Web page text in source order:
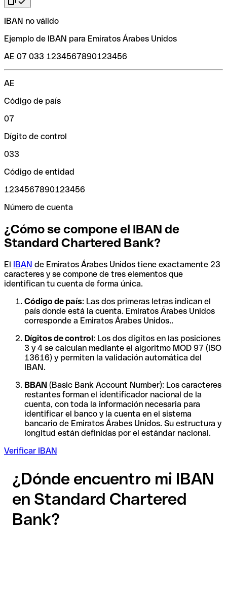
IBAN no válido
Ejemplo de IBAN para Emiratos Árabes Unidos
AE 07 033 1234567890123456
AE
Código de país
07
Dígito de control
033
Código de entidad
1234567890123456
Número de cuenta
¿Cómo se compone el IBAN de
Standard Chartered Bank?
El IBAN de Emiratos Árabes Unidos tiene exactamente 23
caracteres y se compone de tres elementos que
identifican tu cuenta de forma única.
Código de país: Las dos primeras letras indican el
país donde está la cuenta. Emiratos Árabes Unidos
corresponde a Emiratos Árabes Unidos..
Dígitos de control: Los dos dígitos en las posiciones
3 y 4 se calculan mediante el algoritmo MOD 97 (ISO
13616) y permiten la validación automática del
IBAN.
BBAN (Basic Bank Account Number): Los caracteres
restantes forman el identificador nacional de la
cuenta, con toda la información necesaria para
identificar el banco y la cuenta en el sistema
bancario de Emiratos Árabes Unidos. Su estructura y
longitud están definidas por el estándar nacional.
Verificar IBAN
¿Dónde encuentro mi IBAN
en Standard Chartered
Bank?